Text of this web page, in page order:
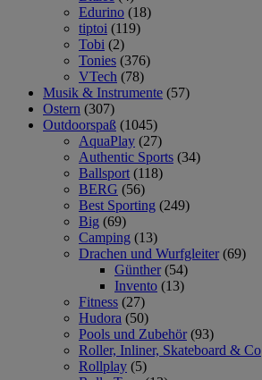
Edurino (18)
tiptoi (119)
Tobi (2)
Tonies (376)
VTech (78)
Musik & Instrumente (57)
Ostern (307)
Outdoorspaß (1045)
AquaPlay (27)
Authentic Sports (34)
Ballsport (118)
BERG (56)
Best Sporting (249)
Big (69)
Camping (13)
Drachen und Wurfgleiter (69)
Günther (54)
Invento (13)
Fitness (27)
Hudora (50)
Pools und Zubehör (93)
Roller, Inliner, Skateboard & Co
Rollplay (5)